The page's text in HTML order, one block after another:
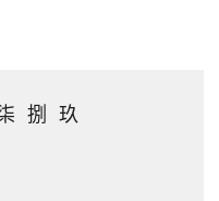
捌 玖